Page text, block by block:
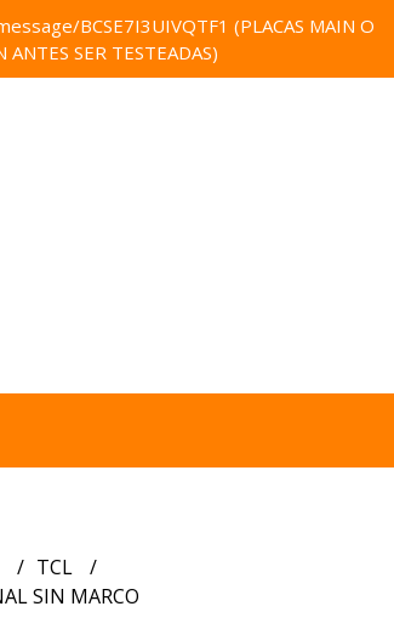
BCSE7I3UIVQTF1 (PLACAS MAIN O
SER TESTEADAS)
TCL
SIN MARCO